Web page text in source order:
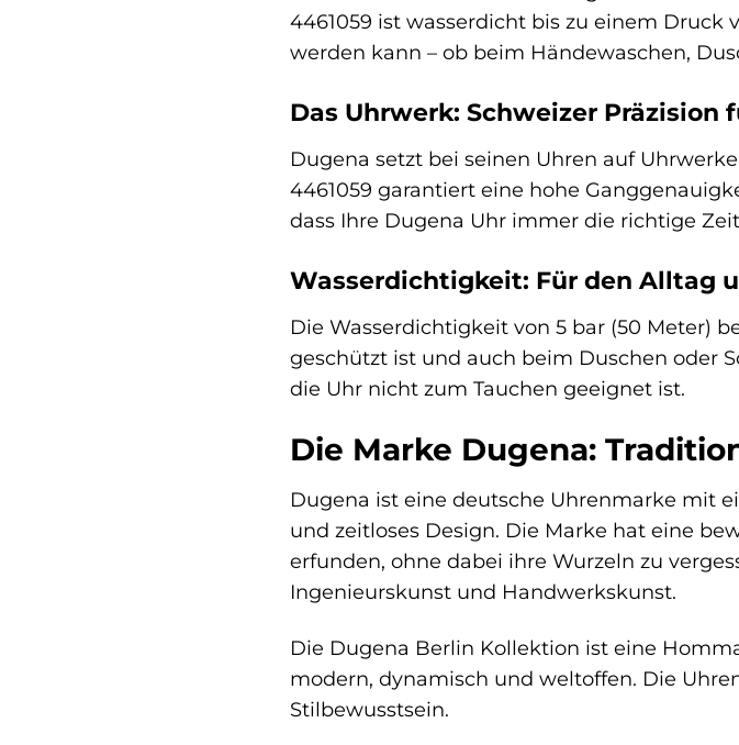
4461059 ist wasserdicht bis zu einem Druck
werden kann – ob beim Händewaschen,
Das Uhrwerk: Schweizer Präzision
Dugena setzt bei seinen Uhren auf
4461059 garantiert eine hohe
dass Ihre Dugena Uhr immer die richtige
Wasserdichtigkeit: Für den Alltag
Die Wasserdichtigkeit von 5 bar (50 Meter)
geschützt ist und auch beim Duschen oder
die Uhr nicht zum Tauchen geeignet ist.
Die Marke Dugena:
Dugena ist eine deutsche Uhrenmarke mit
und zeitloses Design. Die Marke hat eine
erfunden, ohne dabei ihre Wurzeln zu
Ingenieurskunst und Handwerkskunst.
Die Dugena Berlin Kollektion ist eine
modern, dynamisch und weltoffen. Die
Stilbewusstsein.